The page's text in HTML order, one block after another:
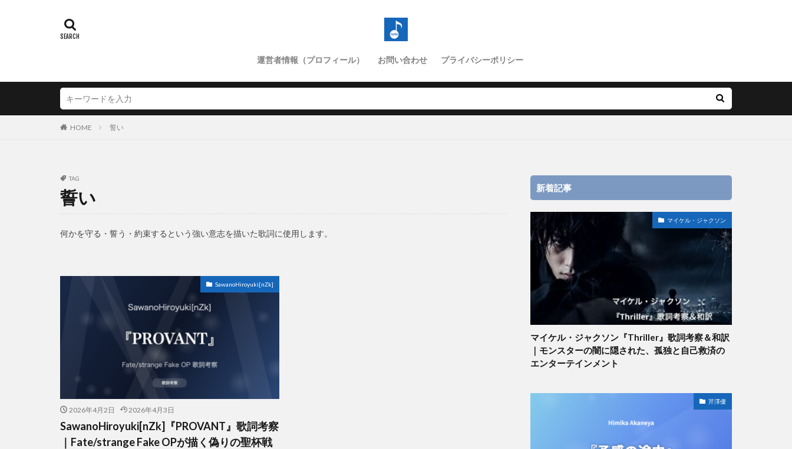
運営者情報（プロフィール） お問い合わせ プライバシーポリシー
HOME 誓い
TAG
誓い
何かを守る・誓う・約束するという強い意志を描いた歌詞に使用します。
SawanoHiroyuki[nZk]
2026年4月2日 2026年4月3日
SawanoHiroyuki[nZk]『PROVANT』歌詞考察
｜Fate/strange Fake OPが描く偽りの聖杯戦
新着記事
マイケル・ジャクソン
マイケル・ジャクソン『Thriller』歌詞考察＆和訳
｜モンスターの闇に隠された、孤独と自己救済の
エンターテインメント
芹澤優